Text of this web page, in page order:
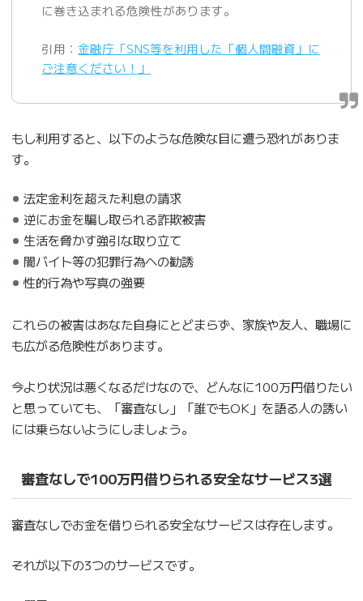
に巻き込まれる危険性があります。
引用：金融庁「SNS等を利用した「個人間融資」に
ご注意ください！」
もし利用すると、以下のような危険な目に遭う恐れがありま
す。
法定金利を超えた利息の請求
逆にお金を騙し取られる詐欺被害
生活を脅かす強引な取り立て
闇バイト等の犯罪行為への勧誘
性的行為や写真の強要
これらの被害はあなた自身にとどまらず、家族や友人、職場に
も広がる危険性があります。
今より状況は悪くなるだけなので、どんなに100万円借りたい
と思っていても、「審査なし」「誰でもOK」を語る人の誘い
には乗らないようにしましょう。
審査なしで100万円借りられる安全なサービス3選
審査なしでお金を借りられる安全なサービスは存在します。
それが以下の3つのサービスです。